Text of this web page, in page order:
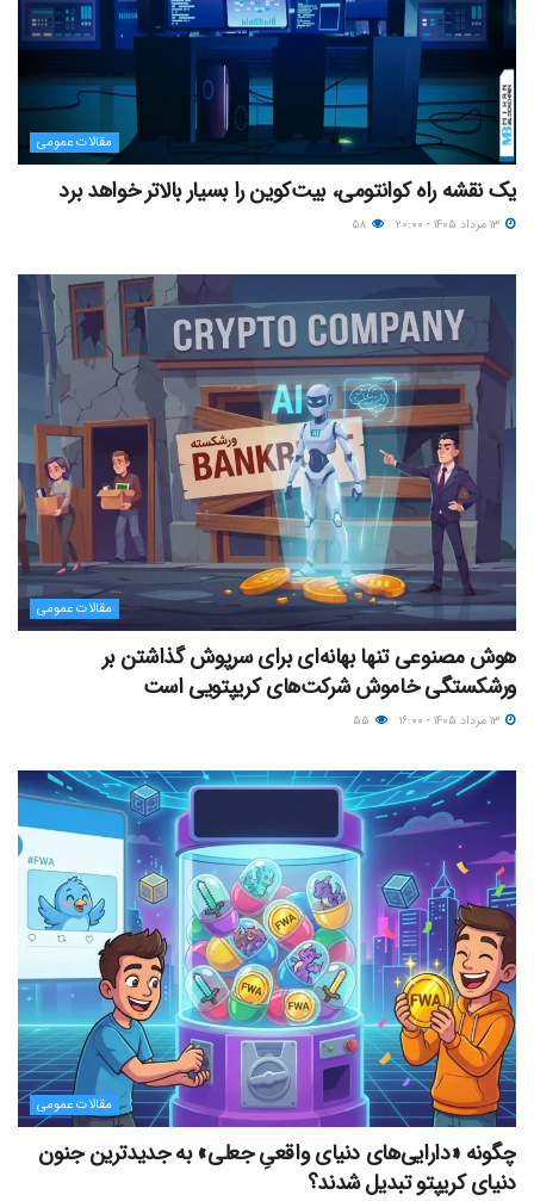
مقالات عمومی
یک نقشه راه کوانتومی، بیت‌کوین را بسیار بالاتر خواهد برد
مقالات عمومی
هوش مصنوعی تنها بهانه‌ای برای سرپوش گذاشتن بر
ورشکستگی خاموش شرکت‌های کریپتویی است
مقالات عمومی
چگونه «دارایی‌های دنیای واقعیِ جعلی» به جدیدترین جنون
دنیای کریپتو تبدیل شدند؟